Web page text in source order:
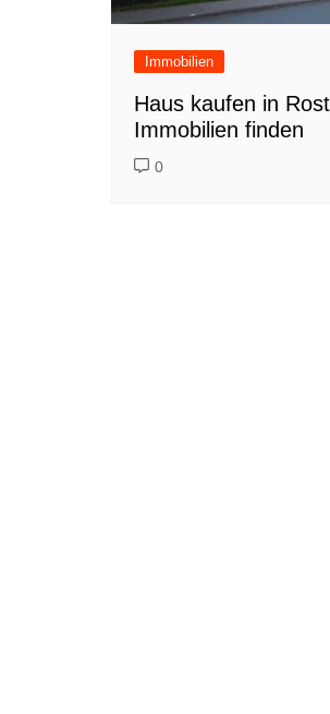
Immobilien
Haus kaufen in
Immobilien finden
0